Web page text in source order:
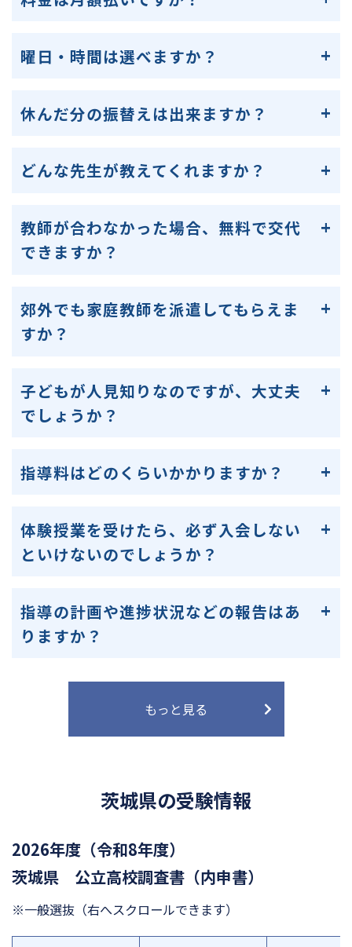
曜日・時間は選べますか？
休んだ分の振替えは出来ますか？
どんな先生が教えてくれますか？
教師が合わなかった場合、無料で交代
できますか？
郊外でも家庭教師を派遣してもらえま
すか？
子どもが人見知りなのですが、大丈夫
でしょうか？
指導料はどのくらいかかりますか？
体験授業を受けたら、必ず入会しない
といけないのでしょうか？
指導の計画や進捗状況などの報告はあ
りますか？
もっと見る
茨城県の受験情報
2026年度（令和8年度）
茨城県 公立高校調査書（内申書）
※一般選抜 （右へスクロールできます）